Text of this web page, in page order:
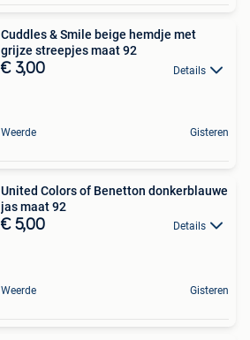
Cuddles & Smile beige hemdje met
grijze streepjes maat 92
€ 3,00 Details
Weerde Gisteren
United Colors of Benetton donkerblauwe
jas maat 92
€ 5,00 Details
Weerde Gisteren